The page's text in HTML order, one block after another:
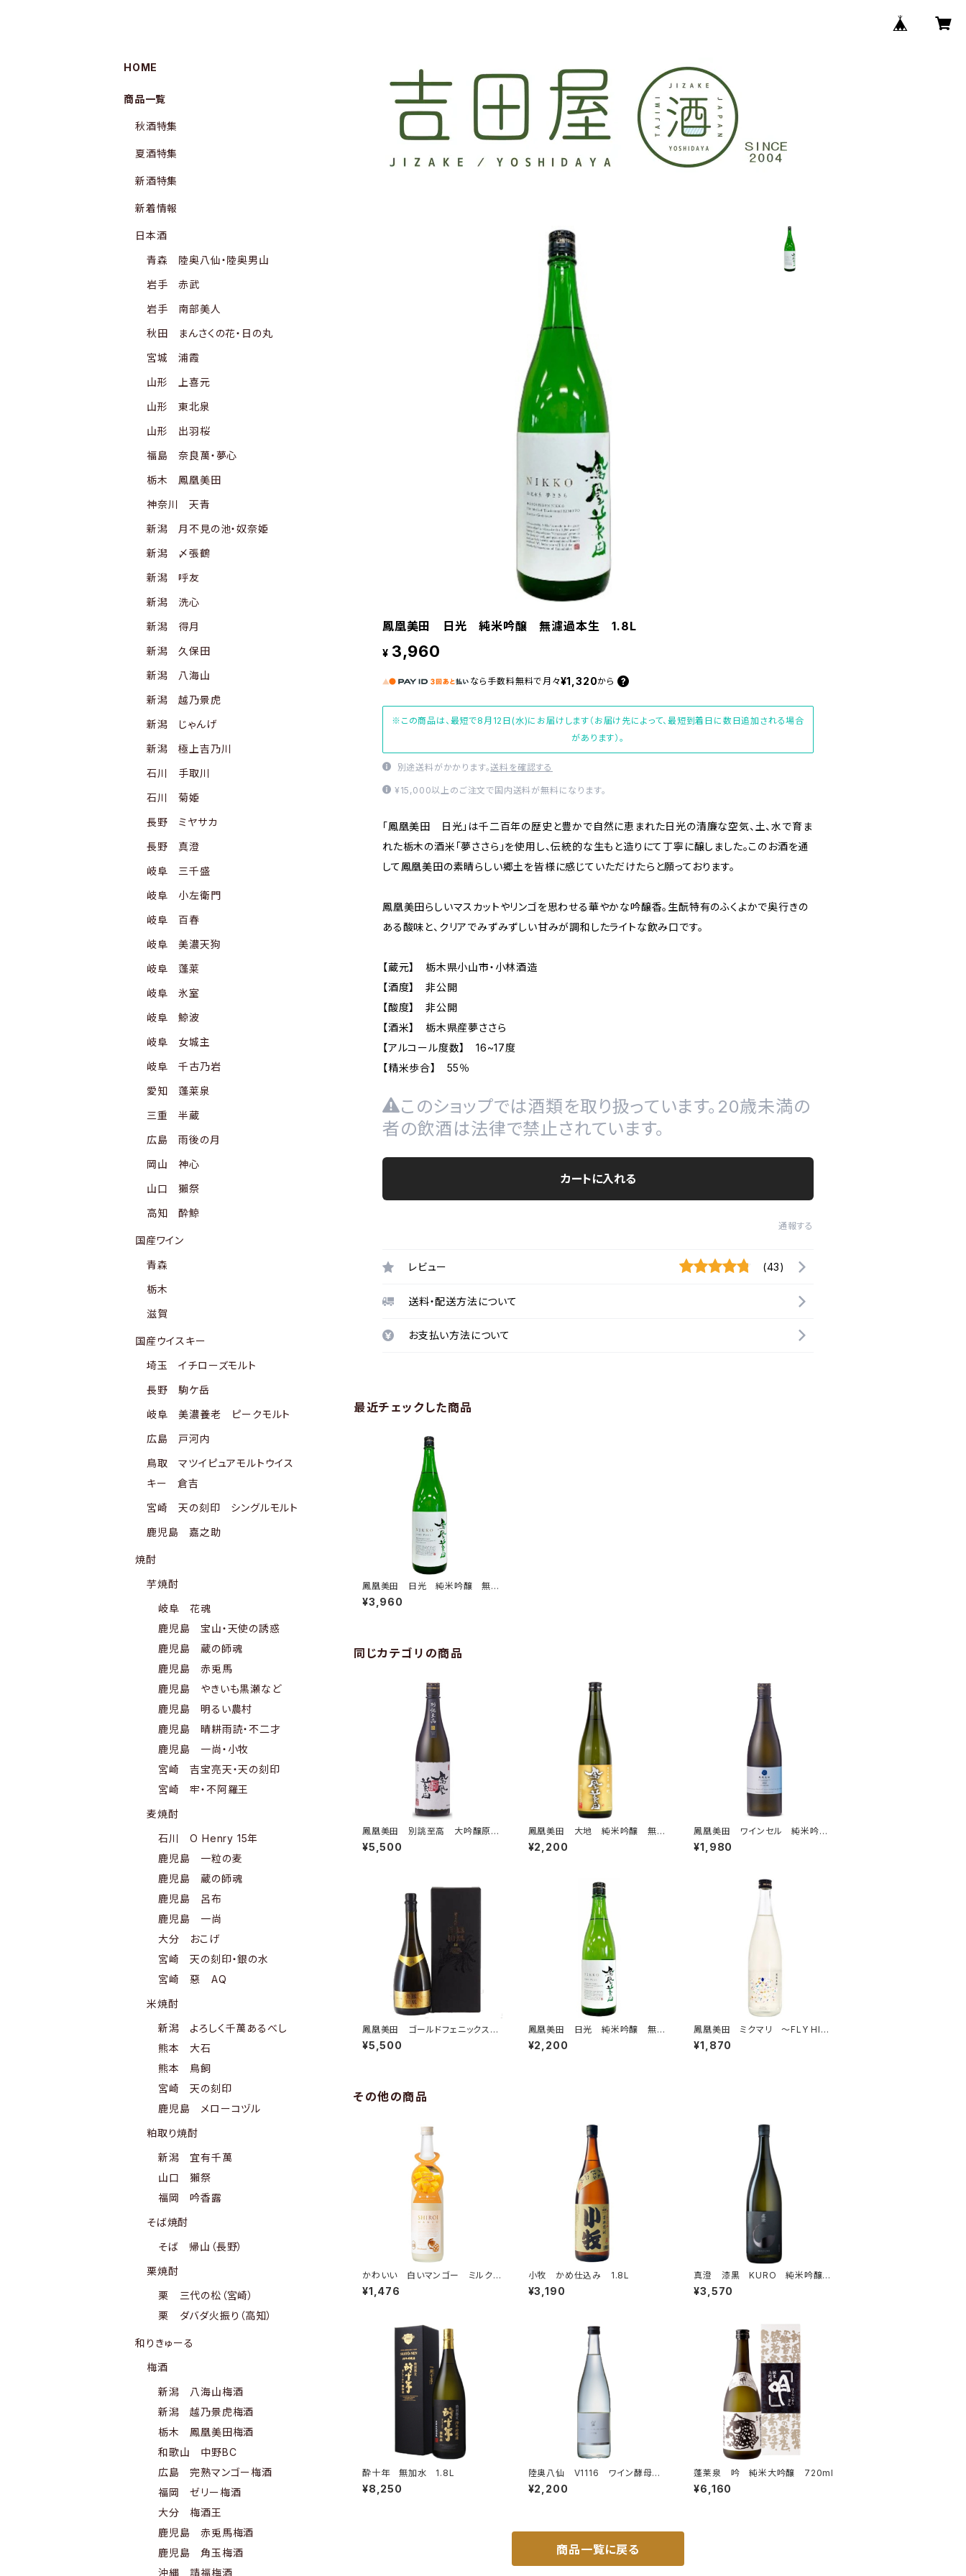
鳳凰美田 日光 純米吟醸 無濾過本生 1.8L
¥ 3,960
なら 手数料無料で 月々¥1,320から
※この商品は、最短で8月12日(水)にお届けします（お届け先によって、最短到着日に数日追加される場合
があります）。
別途送料がかかります。送料を確認する
¥15,000以上のご注文で国内送料が無料になります。
「鳳凰美田 日光」は千二百年の歴史と豊かで自然に恵まれた日光の清廉な空気、土、水で育ま
れた栃木の酒米「夢ささら」を使用し、伝統的な生もと造りにて丁寧に醸しました。このお酒を通
して鳳凰美田の素晴らしい郷土を皆様に感じていただけたらと願っております。
鳳凰美田らしいマスカットやリンゴを思わせる華やかな吟醸香。生酛特有のふくよかで奥行きの
ある酸味と、クリアでみずみずしい甘みが調和したライトな飲み口です。
【蔵元】 栃木県小山市・小林酒造
【酒度】 非公開
【酸度】 非公開
【酒米】 栃木県産夢ささら
【アルコール度数】 16~17度
【精米歩合】 55％
このショップでは酒類を取り扱っています。20歳未満の
者の飲酒は法律で禁止されています。
カートに入れる
通報する
レビュー (43)
送料・配送方法について
お支払い方法について
最近チェックした商品
鳳凰美田 日光 純米吟醸 無濾
過本生 1.8L
¥3,960
同じカテゴリの商品
鳳凰美田 別誂至高 大吟醸原
酒 瓶燗火入 【専用化粧箱付】
720ml
¥5,500
鳳凰美田 大地 純米吟醸 無濾
過本生 720ml
¥2,200
鳳凰美田 ワインセル 純米吟
醸 無濾過本生 720ml
¥1,980
鳳凰美田 ゴールドフェニックス
純米大吟醸 750ml
¥5,500
鳳凰美田 日光 純米吟醸 無濾
過本生 720ml
¥2,200
鳳凰美田 ミクマリ ～FLY HIG
H～ THE2nd 純米大吟醸生
酒 720ml
¥1,870
その他の商品
かわいい 白いマンゴー ミルク
系リキュール 720ml
¥1,476
小牧 かめ仕込み 1.8L
¥3,190
真澄 漆黒 KURO 純米吟醸
1.8L
¥3,570
酔十年 無加水 1.8L
¥8,250
陸奥八仙 V1116 ワイン酵母仕
込み 火入 720ml
¥2,200
蓬莱泉 吟 純米大吟醸 720ml
¥6,160
商品一覧に戻る
HOME
商品一覧
秋酒特集
夏酒特集
新酒特集
新着情報
日本酒
青森 陸奥八仙・陸奥男山
岩手 赤武
岩手 南部美人
秋田 まんさくの花・日の丸
宮城 浦霞
山形 上喜元
山形 東北泉
山形 出羽桜
福島 奈良萬・夢心
栃木 鳳凰美田
神奈川 天青
新潟 月不見の池・奴奈姫
新潟 〆張鶴
新潟 呼友
新潟 洗心
新潟 得月
新潟 久保田
新潟 八海山
新潟 越乃景虎
新潟 じゃんげ
新潟 極上吉乃川
石川 手取川
石川 菊姫
長野 ミヤサカ
長野 真澄
岐阜 三千盛
岐阜 小左衛門
岐阜 百春
岐阜 美濃天狗
岐阜 蓬莱
岐阜 氷室
岐阜 鯨波
岐阜 女城主
岐阜 千古乃岩
愛知 蓬莱泉
三重 半蔵
広島 雨後の月
岡山 神心
山口 獺祭
高知 酔鯨
国産ワイン
青森
栃木
滋賀
国産ウイスキー
埼玉 イチローズモルト
長野 駒ケ岳
岐阜 美濃養老 ピークモルト
広島 戸河内
鳥取 マツイピュアモルトウイス
キー 倉吉
宮崎 天の刻印 シングルモルト
鹿児島 嘉之助
焼酎
芋焼酎
岐阜 花魂
鹿児島 宝山・天使の誘惑
鹿児島 蔵の師魂
鹿児島 赤兎馬
鹿児島 やきいも黒瀬など
鹿児島 明るい農村
鹿児島 晴耕雨読・不二才
鹿児島 一尚・小牧
宮崎 吉宝亮天・天の刻印
宮崎 牢・不阿羅王
麦焼酎
石川 O Henry 15年
鹿児島 一粒の麦
鹿児島 蔵の師魂
鹿児島 呂布
鹿児島 一尚
大分 おこげ
宮崎 天の刻印・銀の水
宮崎 惡 AQ
米焼酎
新潟 よろしく千萬あるべし
熊本 大石
熊本 鳥飼
宮崎 天の刻印
鹿児島 メローコヅル
粕取り焼酎
新潟 宜有千萬
山口 獺祭
福岡 吟香露
そば焼酎
そば 帰山（長野）
栗焼酎
栗 三代の松（宮崎）
栗 ダバダ火振り（高知）
和りきゅーる
梅酒
新潟 八海山梅酒
新潟 越乃景虎梅酒
栃木 鳳凰美田梅酒
和歌山 中野BC
広島 完熟マンゴー梅酒
福岡 ゼリー梅酒
大分 梅酒王
鹿児島 赤兎馬梅酒
鹿児島 角玉梅酒
沖縄 請福梅酒